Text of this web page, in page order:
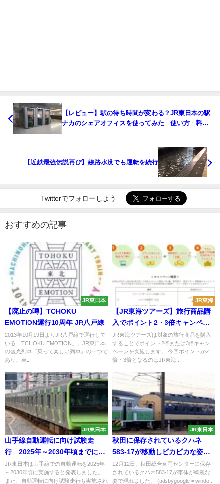
【レビュー】駅の待ち時間が変わる？JR東日本の駅
ナカのシェアオフィスを使ってみた 使い方・料金
【近鉄最強伝説再び】線路水没でも運転を続行
Twitterでフォローしよう
おすすめの記事
JR東日本
【廃止の噂】TOHOKU
EMOTION運行10周年 JR八戸線
2013年10月19日よりJR八戸線で運行して
いる「TOHOKU EMOTION」。JR東日本
の観光列車「乗って楽しい列車」の一つで
あり、車...
JR東海
【JR東海ツアーズ】旅行商品購
入でポイント2・3倍キャンペー
ン実施 抽選で1万ポイントプレ
ゼントも
JR東海ツアーズは対象の旅行商品を購入
することでポイント2倍または3倍キャン
ペーンを実施します。 今回ポイントが2
倍・3倍となるのはJR東海...
JR東日本
山手線自動運転に向け試験走
行 2025年～2030年頃までに
ATO実施へ
JR東日本は山手線での自動運転を2025年
～2030年頃に実施すると発表しました。
また、自動運転に向け試験走行も実施され
JR東日本
秋田に保存されているクハネ
583-17が移動しピカピカな姿に
一体なぜ?
12月12日、秋田総合車両センターに保存
されているクハネ583-17が車体が綺麗な
姿で現れました。 (adsbygoogle = windo...